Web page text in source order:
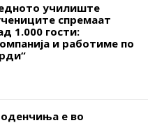
училиште
спремаат
1.000 гости:
и работиме по
е во